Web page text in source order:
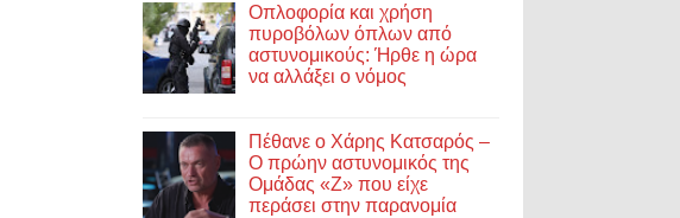
Οπλοφορία και χρήση
πυροβόλων όπλων από
αστυνομικούς: Ήρθε η ώρα
να αλλάξει ο νόμος
Πέθανε ο Χάρης Κατσαρός –
Ο πρώην αστυνομικός της
Ομάδας «Ζ» που είχε
περάσει στην παρανομία